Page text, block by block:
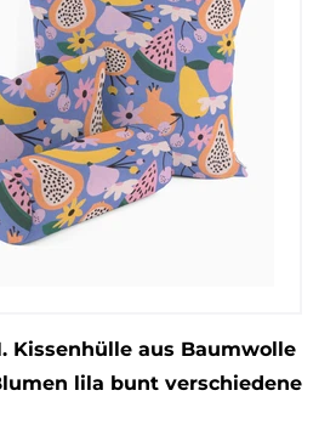
Kissenhülle aus Baumwolle
lila bunt verschiedene